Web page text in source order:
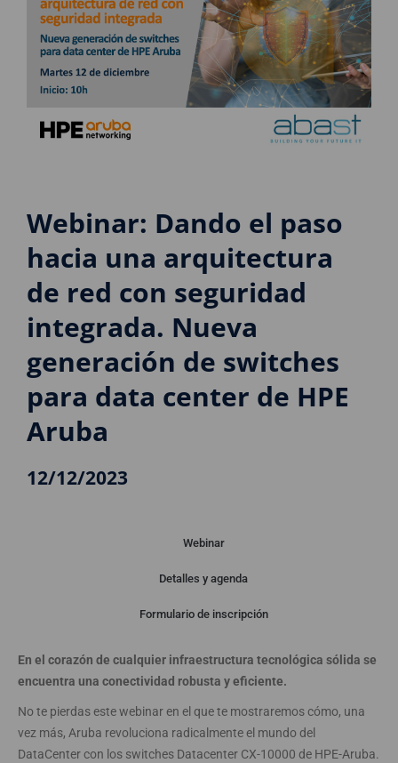
Webinar: Dando el paso
hacia una arquitectura
de red con seguridad
integrada. Nueva
generación de switches
para data center de HPE
Aruba
12/12/2023
Webinar
Detalles y agenda
Formulario de inscripción
En el corazón de cualquier infraestructura tecnológica sólida se
encuentra una conectividad robusta y eficiente.
No te pierdas este webinar en el que te mostraremos cómo, una
vez más, Aruba revoluciona radicalmente el mundo del
DataCenter con los switches Datacenter CX-10000 de HPE-Aruba.